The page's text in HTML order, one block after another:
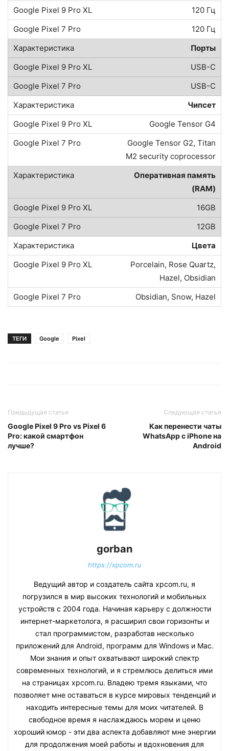
120 Гц
120 Гц
Порты
USB-C
USB-C
Чипсет
Google Tensor G4
Google Tensor G2, Titan
M2 security coprocessor
Оперативная память
(RAM)
16GB
12GB
Цвета
Porcelain, Rose Quartz,
Hazel, Obsidian
Obsidian, Snow, Hazel
ТЕГИ Google Pixel
Предыдущая статья
Google Pixel 9 Pro vs Pixel 6
Pro: какой смартфон
лучше?
Следующая статья
Как перенести чаты
WhatsApp с iPhone на
Android
gorban
https://xpcom.ru
Ведущий автор и создатель сайта xpcom.ru, я
погрузился в мир высоких технологий и мобильных
устройств с 2004 года. Начиная карьеру с должности
интернет-маркетолога, я расширил свои горизонты и
стал программистом, разработав несколько
приложений для Android, программ для Windows и Mac.
Мои знания и опыт охватывают широкий спектр
современных технологий, и я стремлюсь делиться ими
на страницах xpcom.ru. Владею тремя языками, что
позволяет мне оставаться в курсе мировых тенденций и
находить интересные темы для моих читателей. В
свободное время я наслаждаюсь морем и ценю
хороший юмор - эти два аспекта добавляют мне энергии
для продолжения моей работы и вдохновения для